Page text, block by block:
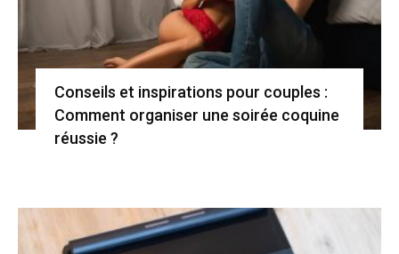
Conseils et inspirations pour couples :
Comment organiser une soirée coquine
réussie ?